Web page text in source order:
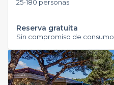
25-180 personas
Reserva gratuita
Sin compromiso de consumo